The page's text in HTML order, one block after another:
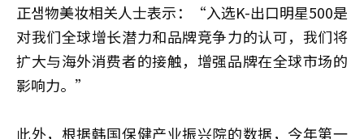
正샘物美妆相关人士表示：“入选K-出口明星500是
对我们全球增长潜力和品牌竞争力的认可，我们将
扩大与海外消费者的接触，增强品牌在全球市场的
影响力。”
此外，根据韩国保健产业振兴院的数据，今年第一